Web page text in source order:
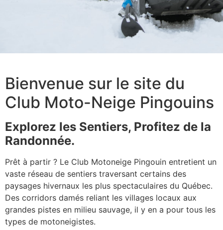
Bienvenue sur le site du
Club Moto-Neige Pingouins
Explorez les Sentiers, Profitez de la
Randonnée.
Prêt à partir ? Le Club Motoneige Pingouin entretient un
vaste réseau de sentiers traversant certains des
paysages hivernaux les plus spectaculaires du Québec.
Des corridors damés reliant les villages locaux aux
grandes pistes en milieu sauvage, il y en a pour tous les
types de motoneigistes.